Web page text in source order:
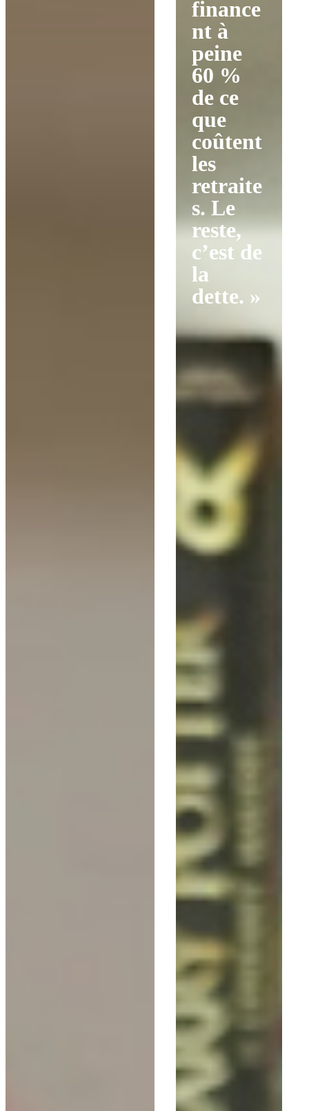
finance
nt à
peine
60 %
de ce
que
coûtent
les
retraite
s. Le
reste,
c’est de
la
dette. »